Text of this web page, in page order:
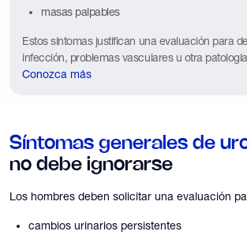
masas palpables
Estos síntomas justifican una evaluación para
infección, problemas vasculares u otra
Conozca más
Síntomas generales de
no debe ignorarse
Los hombres deben solicitar una evaluación
cambios urinarios persistentes